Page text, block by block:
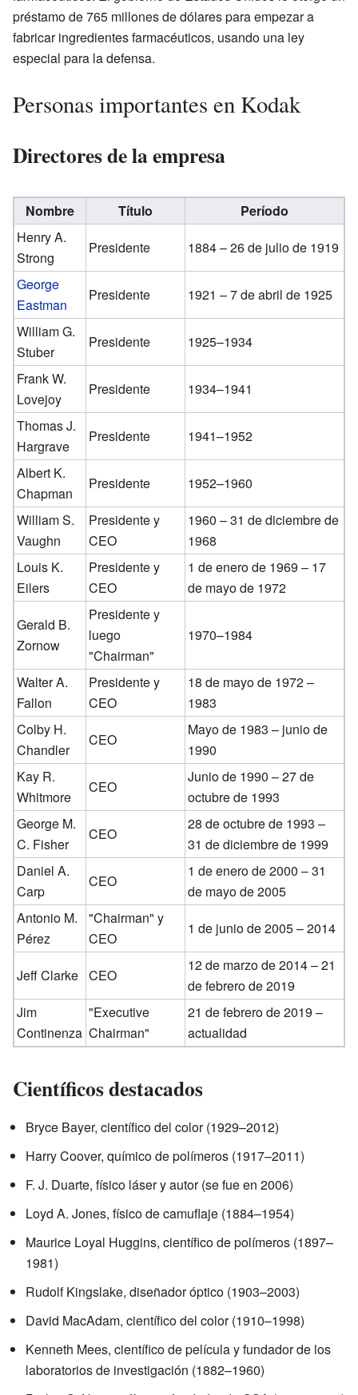
préstamo de 765 millones de dólares para empezar a
fabricar ingredientes farmacéuticos, usando una ley
especial para la defensa.
Personas importantes en Kodak
Directores de la empresa
Nombre Título
Período
Henry A.
Strong
Presidente
1884 – 26 de julio de 1919
George
Eastman
Presidente
1921 – 7 de abril de 1925
William G.
Stuber
Presidente
1925–1934
Frank W.
Lovejoy
Presidente
1934–1941
Thomas J.
Hargrave
Presidente
1941–1952
Albert K.
Chapman
Presidente
1952–1960
William S.
Vaughn
Presidente y
CEO
1960 – 31 de diciembre de
1968
Louis K.
Eilers
Presidente y
CEO
1 de enero de 1969 – 17
de mayo de 1972
Gerald B.
Zornow
Presidente y
luego
"Chairman"
1970–1984
Walter A.
Fallon
Presidente y
CEO
18 de mayo de 1972 –
1983
Colby H.
Chandler
CEO
Mayo de 1983 – junio de
1990
Kay R.
Whitmore
CEO
Junio de 1990 – 27 de
octubre de 1993
George M.
C. Fisher
CEO
28 de octubre de 1993 –
31 de diciembre de 1999
Daniel A.
Carp
CEO
1 de enero de 2000 – 31
de mayo de 2005
Antonio M.
Pérez
"Chairman" y
CEO
1 de junio de 2005 – 2014
Jeff Clarke CEO
12 de marzo de 2014 – 21
de febrero de 2019
Jim
Continenza
"Executive
Chairman"
21 de febrero de 2019 –
actualidad
Científicos destacados
Bryce Bayer, científico del color (1929–2012)
Harry Coover, químico de polímeros (1917–2011)
F. J. Duarte, físico láser y autor (se fue en 2006)
Loyd A. Jones, físico de camuflaje (1884–1954)
Maurice Loyal Huggins, científico de polímeros (1897–
1981)
Rudolf Kingslake, diseñador óptico (1903–2003)
David MacAdam, científico del color (1910–1998)
Kenneth Mees, científico de película y fundador de los
laboratorios de investigación (1882–1960)